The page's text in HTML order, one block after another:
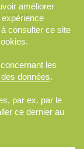
contact
améliorer
consulter ce site
les
données.
par ex. par le
ce dernier au